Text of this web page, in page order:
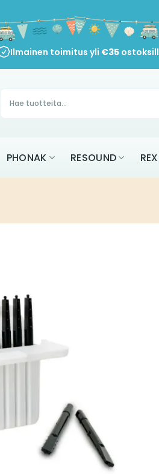
Ilmainen toimitus yli €35
Products
search
PHONAK RESOUND